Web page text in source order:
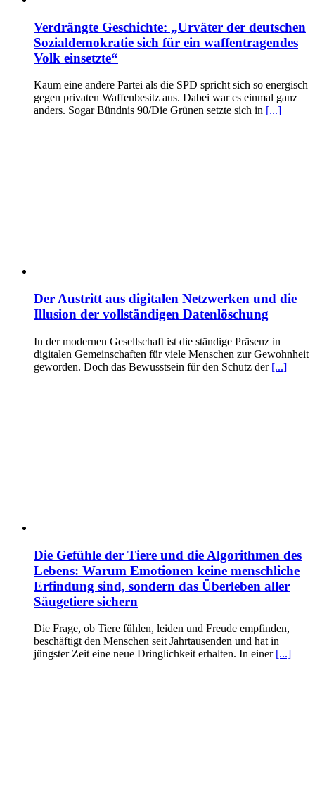
Verdrängte Geschichte: „Urväter der deutschen
Sozialdemokratie sich für ein waffentragendes
Volk einsetzte“
Kaum eine andere Partei als die SPD spricht sich so energisch
gegen privaten Waffenbesitz aus. Dabei war es einmal ganz
anders. Sogar Bündnis 90/Die Grünen setzte sich in [...]
Der Austritt aus digitalen Netzwerken und die
Illusion der vollständigen Datenlöschung
In der modernen Gesellschaft ist die ständige Präsenz in
digitalen Gemeinschaften für viele Menschen zur Gewohnheit
geworden. Doch das Bewusstsein für den Schutz der [...]
Die Gefühle der Tiere und die Algorithmen des
Lebens: Warum Emotionen keine menschliche
Erfindung sind, sondern das Überleben aller
Säugetiere sichern
Die Frage, ob Tiere fühlen, leiden und Freude empfinden,
beschäftigt den Menschen seit Jahrtausenden und hat in
jüngster Zeit eine neue Dringlichkeit erhalten. In einer [...]